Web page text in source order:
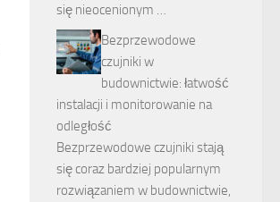
się nieocenionym …
Bezprzewodowe
czujniki w
budownictwie: łatwość
instalacji i monitorowanie na
odległość
Bezprzewodowe czujniki stają
się coraz bardziej popularnym
rozwiązaniem w budownictwie,